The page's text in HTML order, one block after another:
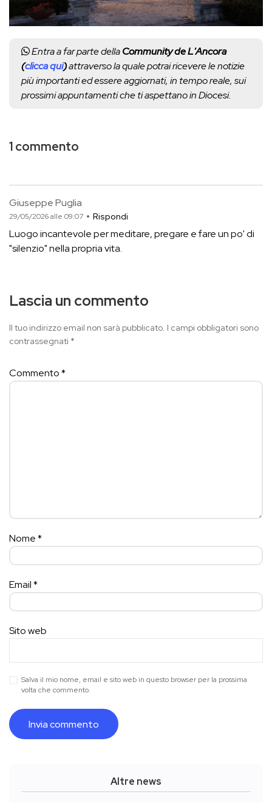
Entra a far parte dellaCommunity de L'Ancora
(clicca qui)attraverso la quale potrai ricevere le notizie
più importanti ed essere aggiornati, in tempo reale, sui
prossimi appuntamenti che ti aspettano in Diocesi.
1 commento
Giuseppe Puglia
29/05/2026 alle 09:07 Rispondi
Luogo incantevole per meditare, pregare e fare un po' di
"silenzio" nella propria vita.
Lascia un commento
Il tuo indirizzo email non sarà pubblicato. I campi obbligatori sono
contrassegnati *
Commento*
Nome*
Email*
Sito web
Salva il mio nome, email e sito web in questo browser per la prossima
volta che commento.
Altre news